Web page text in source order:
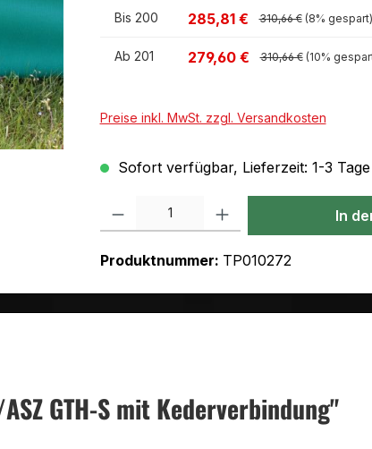
Bis 200 285,81 € 310,66 € (8% gespart)
Ab 201 279,60 € 310,66 € (10%
Preise inkl. MwSt. zzgl. Versandkosten
Sofort verfügbar, Lieferzeit: 1-3 Tage
Produkt Anzahl: Gib den gewünschten
In
Produktnummer: TP010272
GTH-S mit Kederverbindung"